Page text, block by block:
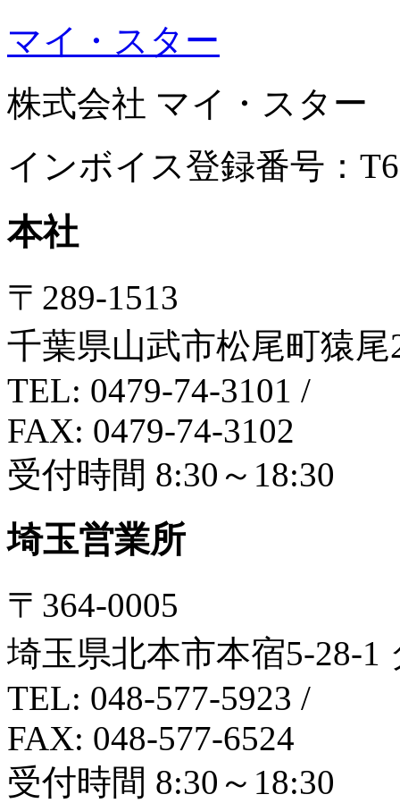
マイ・スター
株式会社 マイ・スター
インボイス登録番号：
本社
〒289-1513
千葉県山武市松尾町猿尾
TEL: 0479-74-3101 /
FAX: 0479-74-3102
受付時間 8:30～18:30
埼玉営業所
〒364-0005
埼玉県北本市本宿5-28-1
TEL: 048-577-5923 /
FAX: 048-577-6524
受付時間 8:30～18:30